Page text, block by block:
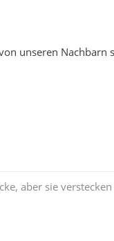
unseren Nachbarn
aber sie